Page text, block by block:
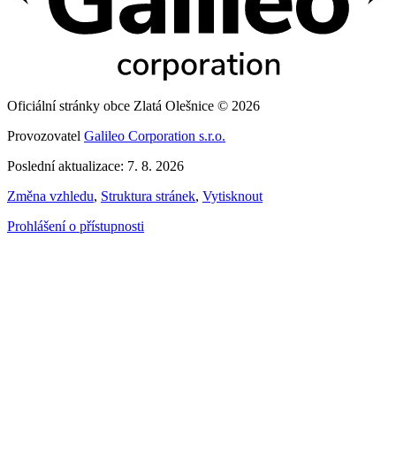
Oficiální stránky obce Zlatá Olešnice © 2026
Provozovatel Galileo Corporation s.r.o.
Poslední aktualizace: 7. 8. 2026
Změna vzhledu, Struktura stránek, Vytisknout
Prohlášení o přístupnosti